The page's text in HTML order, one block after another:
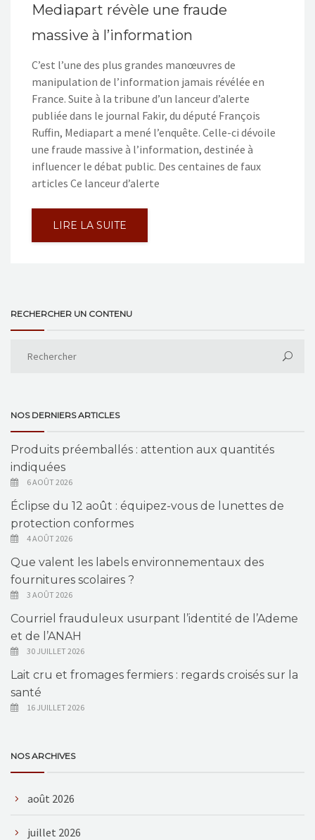
Mediapart révèle une fraude
massive à l’information
C’est l’une des plus grandes manœuvres de
manipulation de l’information jamais révélée en
France. Suite à la tribune d’un lanceur d’alerte
publiée dans le journal Fakir, du député François
Ruffin, Mediapart a mené l’enquête. Celle-ci dévoile
une fraude massive à l’information, destinée à
influencer le débat public. Des centaines de faux
articles Ce lanceur d’alerte
LIRE LA SUITE
RECHERCHER UN CONTENU
NOS DERNIERS ARTICLES
Produits préemballés : attention aux quantités
indiquées
6 AOÛT 2026
Éclipse du 12 août : équipez-vous de lunettes de
protection conformes
4 AOÛT 2026
Que valent les labels environnementaux des
fournitures scolaires ?
3 AOÛT 2026
Courriel frauduleux usurpant l’identité de l’Ademe
et de l’ANAH
30 JUILLET 2026
Lait cru et fromages fermiers : regards croisés sur la
santé
16 JUILLET 2026
NOS ARCHIVES
août 2026
juillet 2026